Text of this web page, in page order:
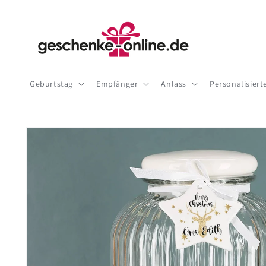
Geburtstag Empfänger Anlass
Zu